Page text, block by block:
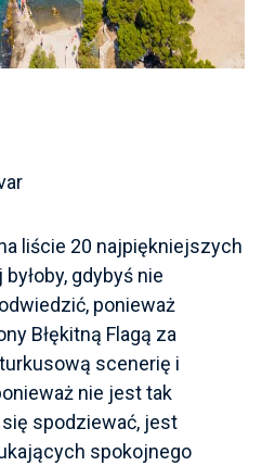
liście 20 najpiękniejszych
gdybyś nie
ponieważ
Błękitną Flagą za
scenerię i
nie jest tak
spodziewać, jest
spokojnego